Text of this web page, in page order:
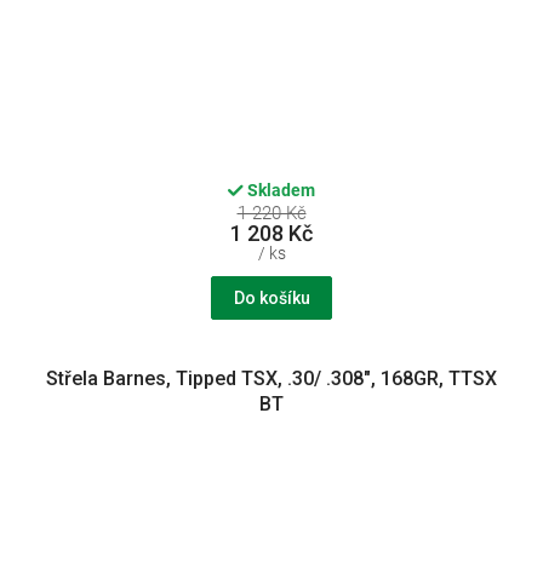
Skladem
1 220 Kč
1 208 Kč
/ ks
Do košíku
Střela Barnes, Tipped TSX, .30/ .308", 168GR, TTSX
BT